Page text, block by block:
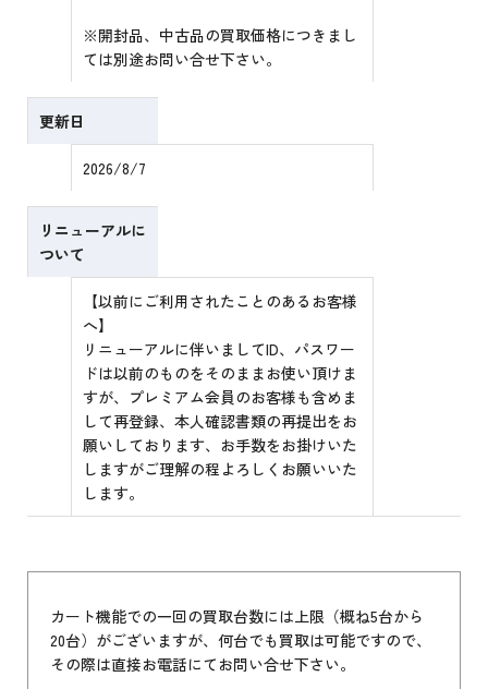
※開封品、中古品の買取価格につきまし
ては別途お問い合せ下さい。
更新日
2026/8/7
リニューアルに
ついて
【以前にご利用されたことのあるお客様
へ】
リニューアルに伴いましてID、パスワー
ドは以前のものをそのままお使い頂けま
すが、プレミアム会員のお客様も含めま
して再登録、本人確認書類の再提出をお
願いしております、お手数をお掛けいた
しますがご理解の程よろしくお願いいた
します。
カート機能での一回の買取台数には上限（概ね5台から
20台）がございますが、何台でも買取は可能ですので、
その際は直接お電話にてお問い合せ下さい。